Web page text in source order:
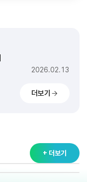
2026.02.13
2026.02.11
2026.02.13
2026.02.11
더보기
+ 더보기